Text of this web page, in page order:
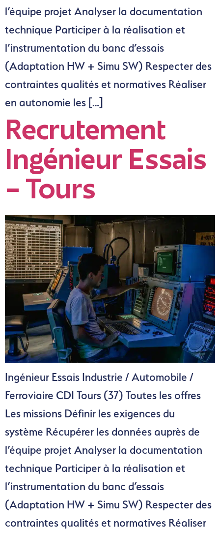
l’équipe projet Analyser la documentation
technique Participer à la réalisation et
l’instrumentation du banc d’essais
(Adaptation HW + Simu SW) Respecter des
contraintes qualités et normatives Réaliser
en autonomie les […]
Recrutement
Ingénieur Essais
– Tours
Ingénieur Essais Industrie / Automobile /
Ferroviaire CDI Tours (37) Toutes les offres
Les missions Définir les exigences du
système Récupérer les données auprès de
l’équipe projet Analyser la documentation
technique Participer à la réalisation et
l’instrumentation du banc d’essais
(Adaptation HW + Simu SW) Respecter des
contraintes qualités et normatives Réaliser